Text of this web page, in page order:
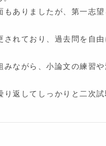
ありましたが、第一志
れており、過去問を自
ながら、小論文の練習
返してしっかりと二次